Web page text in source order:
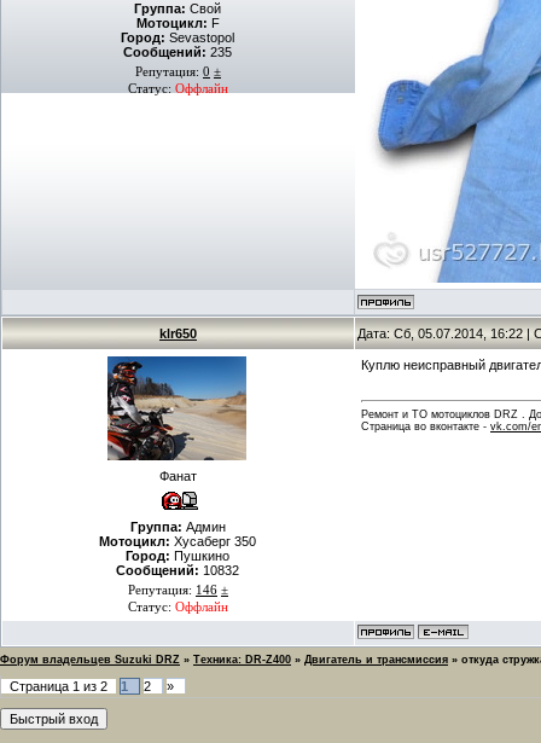
Группа: Свой
Мотоцикл: F
Город: Sevastopol
Сообщений: 235
Репутация: 0 ±
Статус: Оффлайн
klr650 Дата: Сб, 05.07.2014, 16:22 |
Фанат
Группа: Админ
Мотоцикл: Хусаберг 350
Город: Пушкино
Сообщений: 10832
Репутация: 146 ±
Статус: Оффлайн
Куплю неисправный
Ремонт и ТО мотоциклов DRZ .
Страница во вконтакте - vk.com/
Форум владельцев Suzuki DRZ » Техника: DR-Z400 » Двигатель и трансмиссия » откуда
Страница 1 из 2 1 2 »